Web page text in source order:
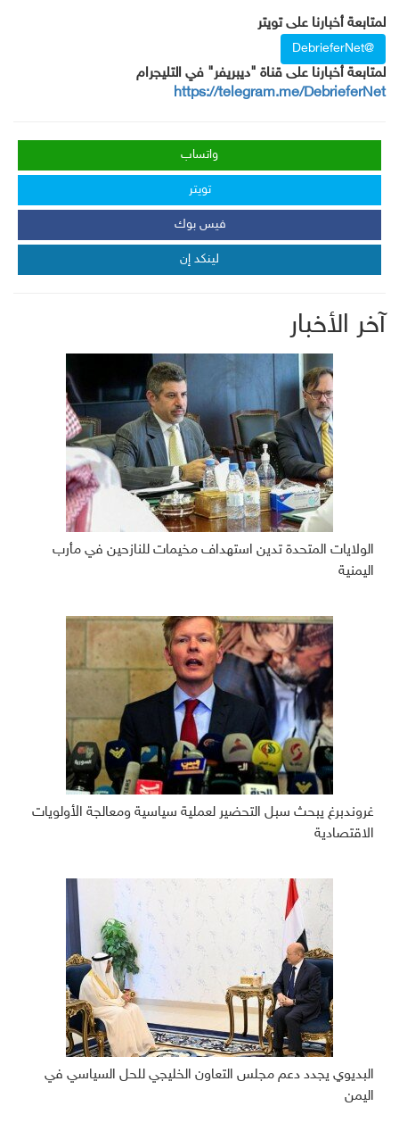
لمتابعة أخبارنا على تويتر
@DebrieferNet
لمتابعة أخبارنا على قناة "ديبريفر" في التليجرام
https://telegram.me/DebrieferNet
واتساب
تويتر
فيس بوك
لينكد إن
آخر الأخبار
الولايات المتحدة تدين استهداف مخيمات للنازحين في مأرب
اليمنية
غروندبرغ يبحث سبل التحضير لعملية سياسية ومعالجة الأولويات
الاقتصادية
البديوي يجدد دعم مجلس التعاون الخليجي للحل السياسي في
اليمن